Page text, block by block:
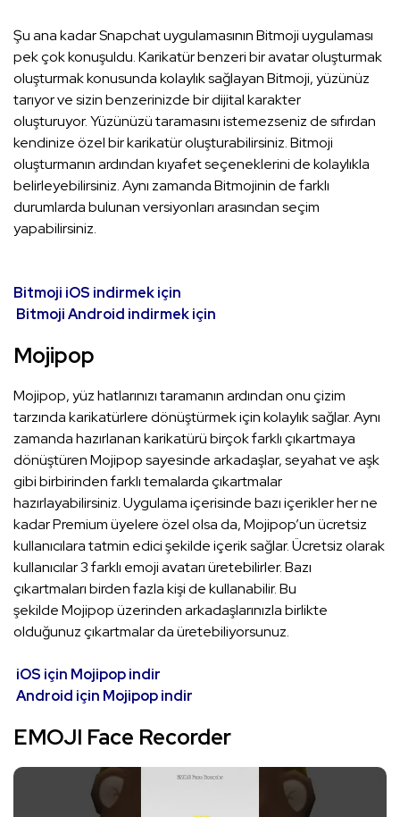
Şu ana kadar Snapchat uygulamasının Bitmoji uygulaması
pek çok konuşuldu. Karikatür benzeri bir avatar oluşturmak
oluşturmak konusunda kolaylık sağlayan Bitmoji, yüzünüz
tarıyor ve sizin benzerinizde bir dijital karakter
oluşturuyor. Yüzünüzü taramasını istemezseniz de sıfırdan
kendinize özel bir karikatür oluşturabilirsiniz. Bitmoji
oluşturmanın ardından kıyafet seçeneklerini de kolaylıkla
belirleyebilirsiniz. Aynı zamanda Bitmojinin de farklı
durumlarda bulunan versiyonları arasından seçim
yapabilirsiniz.
Bitmoji iOS indirmek için
Bitmoji Android indirmek için
Mojipop
Mojipop, yüz hatlarınızı taramanın ardından onu çizim
tarzında karikatürlere dönüştürmek için kolaylık sağlar. Aynı
zamanda hazırlanan karikatürü birçok farklı çıkartmaya
dönüştüren Mojipop sayesinde arkadaşlar, seyahat ve aşk
gibi birbirinden farklı temalarda çıkartmalar
hazırlayabilirsiniz. Uygulama içerisinde bazı içerikler her ne
kadar Premium üyelere özel olsa da, Mojipop’un ücretsiz
kullanıcılara tatmin edici şekilde içerik sağlar. Ücretsiz olarak
kullanıcılar 3 farklı emoji avatarı üretebilirler. Bazı
çıkartmaları birden fazla kişi de kullanabilir. Bu
şekilde Mojipop üzerinden arkadaşlarınızla birlikte
olduğunuz çıkartmalar da üretebiliyorsunuz.
iOS için Mojipop indir
Android için Mojipop indir
EMOJI Face Recorder